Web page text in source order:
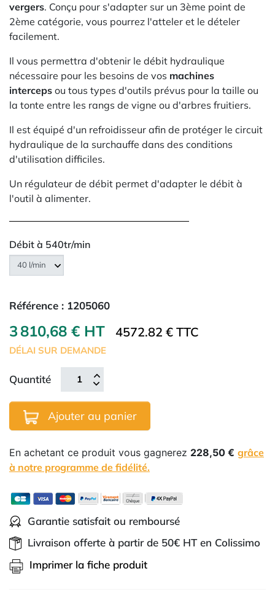
vergers. Conçu pour s'adapter sur un 3ème point de
2ème catégorie, vous pourrez l'atteler et le dételer
facilement.
Il vous permettra d'obtenir le débit hydraulique
nécessaire pour les besoins de vos machines
interceps ou tous types d'outils prévus pour la taille ou
la tonte entre les rangs de vigne ou d'arbres fruitiers.
Il est équipé d'un refroidisseur afin de protéger le circuit
hydraulique de la surchauffe dans des conditions
d'utilisation difficiles.
Un régulateur de débit permet d'adapter le débit à
l'outil à alimenter.
Débit à 540tr/min
Référence : 1205060
3 810,68 € HT 4572.82 € TTC
DÉLAI SUR DEMANDE
Quantité
Ajouter au panier
En achetant ce produit vous gagnerez 228,50 € grâce
à notre programme de fidélité.
Garantie satisfait ou remboursé
Livraison offerte à partir de 50€ HT en Colissimo
Imprimer la fiche produit